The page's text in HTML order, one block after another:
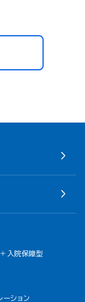
入院保障型
ーション